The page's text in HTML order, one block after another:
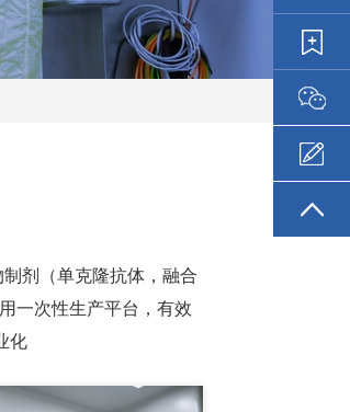
剂（单克隆抗体，融合
一次性生产平台，有效
化